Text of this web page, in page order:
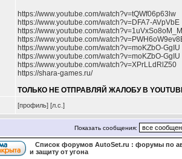
https://www.youtube.com/watch?v=tQWf06p63lw
https://www.youtube.com/watch?v=DFA7-AVpVbE
https://www.youtube.com/watch?v=1uVxSo8oM_M
https://www.youtube.com/
https://www.youtube.com/watch?v=moKZbO-GgIU
https://www.youtube.com/watch?v=moKZbO-GgIU
https://www.youtube.com/watch?v=XPrLLdRlZ50
https://shara-games.ru/
ТОЛЬКО НЕ ОТПРАВЛЯЙ ЖАЛОБУ В
[профиль] [л.с.]
Показать сообщения:
Список форумов AutoSet.ru : форумы по
и защиту от угона